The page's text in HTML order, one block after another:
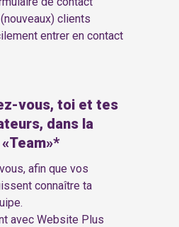
clients
entrer en contact
vous, toi et tes
dans la
afin que vos
connaître ta
avec Website Plus